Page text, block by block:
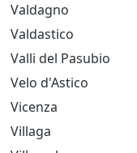
Valdagno
Valdastico
Valli del Pasubio
Velo d'Astico
Vicenza
Villaga